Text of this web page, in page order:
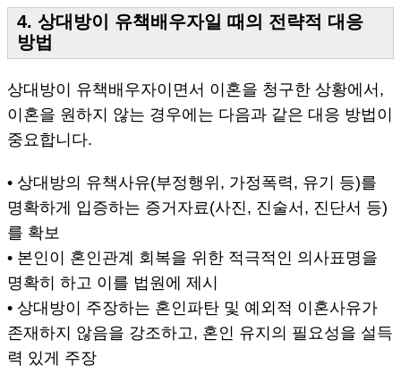
4. 상대방이 유책배우자일 때의 전략적 대응
방법
상대방이 유책배우자이면서 이혼을 청구한 상황에서,
이혼을 원하지 않는 경우에는 다음과 같은 대응 방법이
중요합니다.
• 상대방의 유책사유(부정행위, 가정폭력, 유기 등)를
명확하게 입증하는 증거자료(사진, 진술서, 진단서 등)
를 확보
• 본인이 혼인관계 회복을 위한 적극적인 의사표명을
명확히 하고 이를 법원에 제시
• 상대방이 주장하는 혼인파탄 및 예외적 이혼사유가
존재하지 않음을 강조하고, 혼인 유지의 필요성을 설득
력 있게 주장